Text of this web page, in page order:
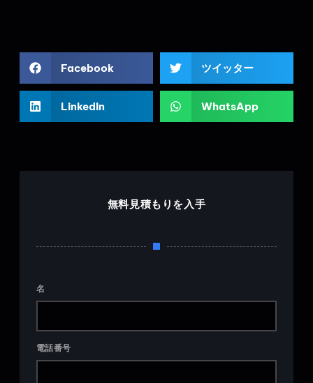
Facebook ツイッター
LinkedIn WhatsApp
無料見積もりを入手
名
電話番号